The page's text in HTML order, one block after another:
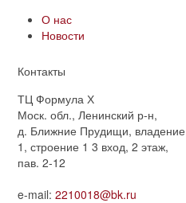
О нас
Новости
Контакты
ТЦ Формула Х
Моск. обл., Ленинский р-н,
д. Ближние Прудищи, владение
1, строение 1 3 вход, 2 этаж,
пав. 2-12
e-mail: 2210018@bk.ru